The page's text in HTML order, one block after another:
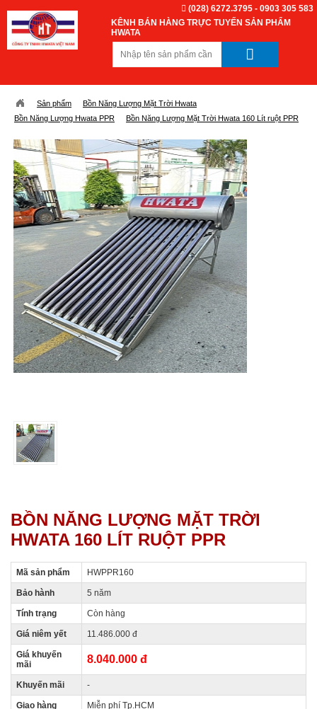
KÊNH BÁN HÀNG TRỰC TUYẾN SẢN PHẨM
HWATA
(028) 6272.3795 - 0903 305 583
Sản phẩm
Bồn Năng Lượng Mặt Trời Hwata
Bồn Năng Lượng Hwata PPR
Bồn Năng Lượng Mặt Trời Hwata 160 Lít ruột PPR
BỒN NĂNG LƯỢNG MẶT TRỜI
HWATA 160 LÍT RUỘT PPR
Mã sản phẩm HWPPR160
Bảo hành 5 năm
Tính trạng Còn hàng
Giá niêm yết 11.486.000 đ
Giá khuyến
mãi
8.040.000 đ
Khuyến mãi -
Giao hàng Miễn phí Tp.HCM